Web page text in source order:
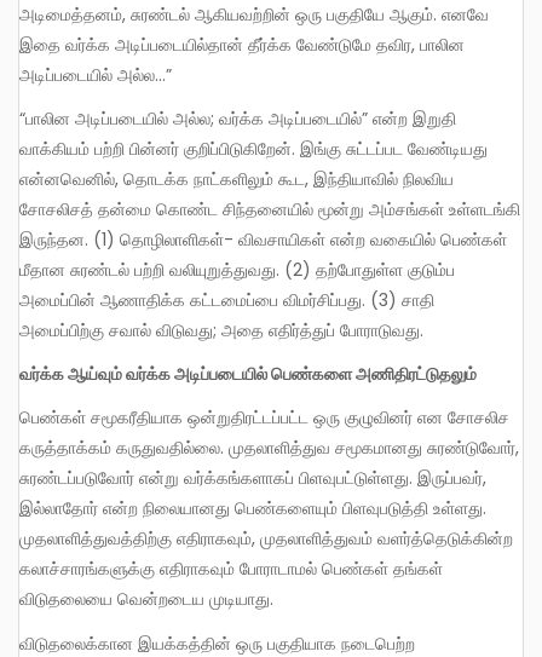
அடிமைத்தனம், சுரண்டல் ஆகியவற்றின் ஒரு பகுதியே ஆகும். எனவே
இதை வர்க்க அடிப்படையில்தான் தீர்க்க வேண்டுமே தவிர, பாலின
அடிப்படையில் அல்ல…”
“பாலின அடிப்படையில் அல்ல; வர்க்க அடிப்படையில்” என்ற இறுதி
வாக்கியம் பற்றி பின்னர் குறிப்பிடுகிறேன். இங்கு சுட்டப்பட வேண்டியது
என்னவெனில், தொடக்க நாட்களிலும் கூட, இந்தியாவில் நிலவிய
சோசலிசத் தன்மை கொண்ட சிந்தனையில் மூன்று அம்சங்கள் உள்ளடங்கி
இருந்தன. (1) தொழிலாளிகள்- விவசாயிகள் என்ற வகையில் பெண்கள்
மீதான சுரண்டல் பற்றி வலியுறுத்துவது. (2) தற்போதுள்ள குடும்ப
அமைப்பின் ஆணாதிக்க கட்டமைப்பை விமர்சிப்பது. (3) சாதி
அமைப்பிற்கு சவால் விடுவது; அதை எதிர்த்துப் போராடுவது.
வர்க்க ஆய்வும் வர்க்க அடிப்படையில் பெண்களை அணிதிரட்டுதலும்
பெண்கள் சமூகரீதியாக ஒன்றுதிரட்டப்பட்ட ஒரு குழுவினர் என சோசலிச
கருத்தாக்கம் கருதுவதில்லை. முதலாளித்துவ சமூகமானது சுரண்டுவோர்,
சுரண்டப்படுவோர் என்று வர்க்கங்களாகப் பிளவுபட்டுள்ளது. இருப்பவர்,
இல்லாதோர் என்ற நிலையானது பெண்களையும் பிளவுபடுத்தி உள்ளது.
முதலாளித்துவத்திற்கு எதிராகவும், முதலாளித்துவம் வளர்த்தெடுக்கின்ற
கலாச்சாரங்களுக்கு எதிராகவும் போராடாமல் பெண்கள் தங்கள்
விடுதலையை வென்றடைய முடியாது.
விடுதலைக்கான இயக்கத்தின் ஒரு பகுதியாக நடைபெற்ற